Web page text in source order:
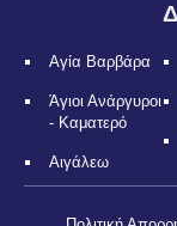
Αγία Βαρβάρα
Άγιοι Ανάργυροι
- Καματερό
Αιγάλεω